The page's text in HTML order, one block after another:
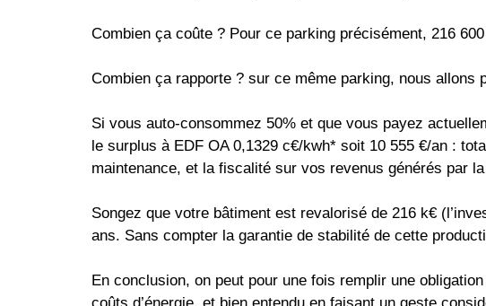
Combien ça coûte ? Pour ce parking précisément, 216
Combien ça rapporte ? sur ce même parking, nous
Si vous auto-consommez 50% et que vous payez
le surplus à EDF OA 0,1329 c€/kwh* soit 10 555 €/an :
maintenance, et la fiscalité sur vos revenus générés par
Songez que votre bâtiment est revalorisé de 216 k€
ans. Sans compter la garantie de stabilité de cette
En conclusion, on peut pour une fois remplir une